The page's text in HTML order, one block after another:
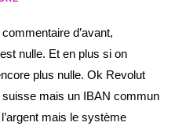
d’avant,
nulle. Et en plus si on
plus nulle. Ok Revolut
mais un IBAN commun
mais le système